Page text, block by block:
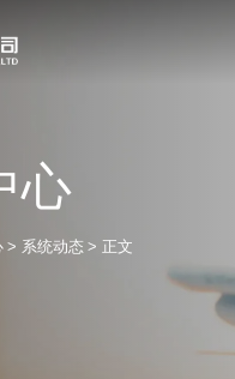
心
> 系统动态 > 正文